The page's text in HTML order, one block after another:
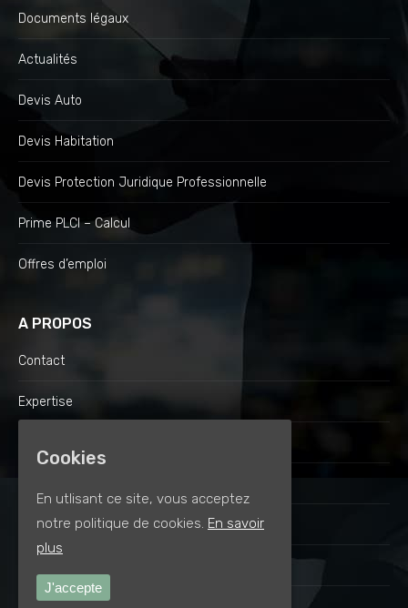
Documents légaux
Actualités
Devis Auto
Devis Habitation
Devis Protection Juridique Professionnelle
Prime PLCI – Calcul
Offres d’emploi
A PROPOS
Contact
Expertise
Compagnies Partenaires
Cookies
En utlisant ce site, vous acceptez
notre politique de cookies. En savoir
plus
J'accepte